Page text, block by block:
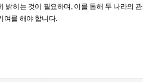
히는 것이 필요하며, 이를 통해 두 나라의
여를 해야 합니다.